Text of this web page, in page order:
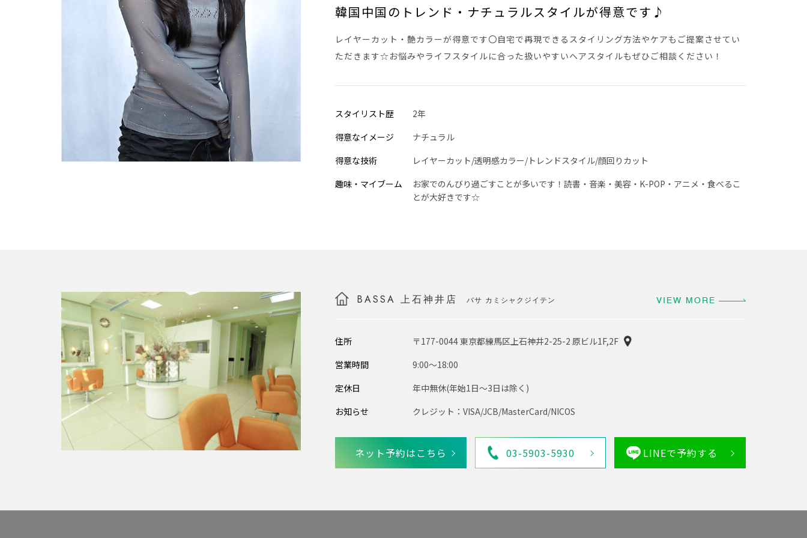
韓国中国のトレンド・ナチュラルスタイルが得意です♪
レイヤーカット・艶カラーが得意です〇自宅で再現できるスタイリング方法やケアもご提案させてい
ただきます☆お悩みやライフスタイルに合った扱いやすいヘアスタイルもぜひご相談ください！
スタイリスト歴
2年
得意なイメージ
ナチュラル
得意な技術
レイヤーカット/透明感カラー/トレンドスタイル/顔回りカット
趣味・マイブーム
お家でのんびり過ごすことが多いです！読書・音楽・美容・K-POP・アニメ・食べるこ
とが大好きです☆
BASSA 上石神井店 バサ カミシャクジイテン VIEW MORE
住所
〒177-0044 東京都練馬区上石神井2-25-2 原ビル1F,2F
営業時間
9:00〜18:00
定休日
年中無休(年始1日～3日は除く)
お知らせ
クレジット：VISA/JCB/MasterCard/NICOS
ネット予約はこちら 03-5903-5930 LINEで予約する